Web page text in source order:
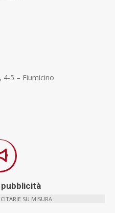
4-5 – Fiumicino
SU MISURA